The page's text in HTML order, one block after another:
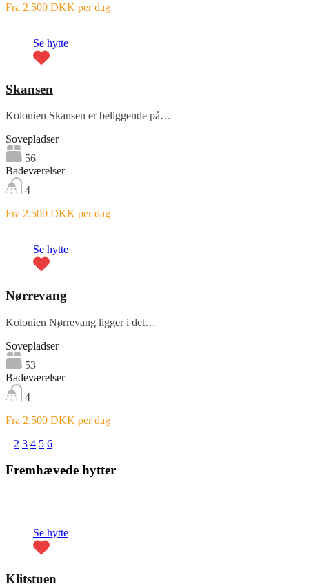
Fra 2.500 DKK per dag
Se hytte
Skansen
Kolonien Skansen er beliggende på…
Sovepladser
56
Badeværelser
4
Fra 2.500 DKK per dag
Se hytte
Nørrevang
Kolonien Nørrevang ligger i det…
Sovepladser
53
Badeværelser
4
Fra 2.500 DKK per dag
2 3 4 5 6
Fremhævede hytter
Se hytte
Klitstuen